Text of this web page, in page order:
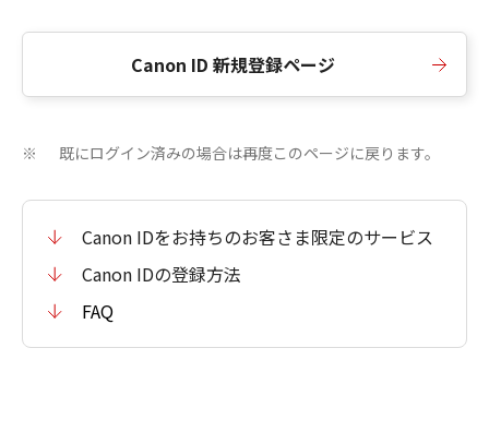
Canon ID 新規登録ページ
※ 既にログイン済みの場合は再度このページに戻ります。
Canon IDをお持ちのお客さま限定のサービス
Canon IDの登録方法
FAQ